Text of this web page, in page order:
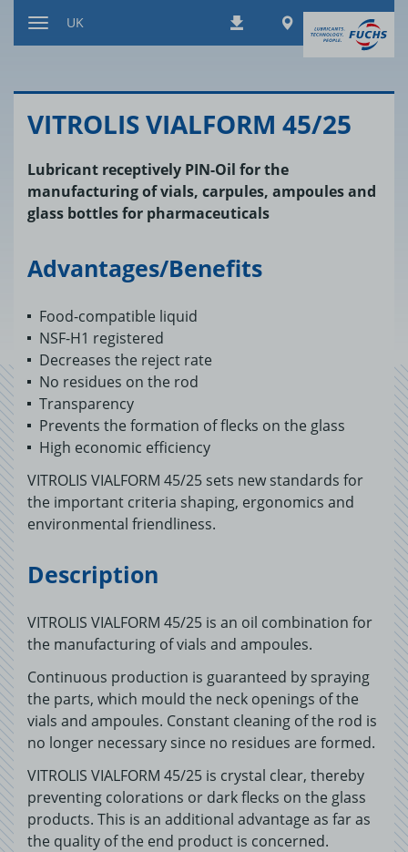
Завантаження
Worldwide
UK
VITROLIS VIALFORM 45/25
Lubricant receptively PIN-Oil for the
manufacturing of vials, carpules, ampoules and
glass bottles for pharmaceuticals
Advantages/Benefits
Food-compatible liquid
NSF-H1 registered
Decreases the reject rate
No residues on the rod
Transparency
Prevents the formation of flecks on the glass
High economic efficiency
VITROLIS VIALFORM 45/25 sets new standards for
the important criteria shaping, ergonomics and
environmental friendliness.
Description
VITROLIS VIALFORM 45/25 is an oil combination for
the manufacturing of vials and ampoules.
Continuous production is guaranteed by spraying
the parts, which mould the neck openings of the
vials and ampoules. Constant cleaning of the rod is
no longer necessary since no residues are formed.
VITROLIS VIALFORM 45/25 is crystal clear, thereby
preventing colorations or dark flecks on the glass
products. This is an additional advantage as far as
the quality of the end product is concerned.